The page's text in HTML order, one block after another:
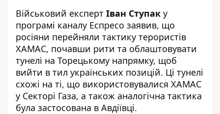
Військовий експерт Іван Ступак у
програмі каналу Еспресо заявив, що
росіяни перейняли тактику терористів
ХАМАС, почавши рити та облаштовувати
тунелі на Торецькому напрямку, щоб
вийти в тил українських позицій. Ці тунелі
схожі на ті, що використовувалися ХАМАС
у Секторі Газа, а також аналогічна тактика
була застосована в Авдіївці.